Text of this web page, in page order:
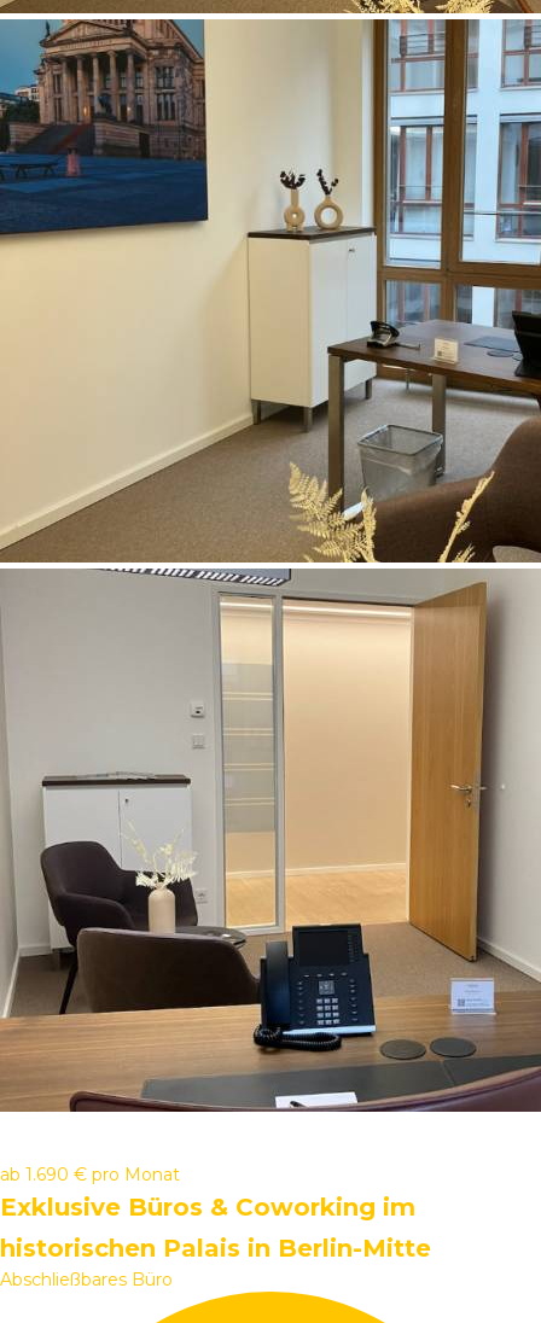
ab 1.690 € pro Monat
Exklusive Büros & Coworking im
historischen Palais in Berlin-Mitte
Abschließbares Büro